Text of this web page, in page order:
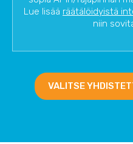
Lue lisää räätälöidyistä
niin
VALITSE